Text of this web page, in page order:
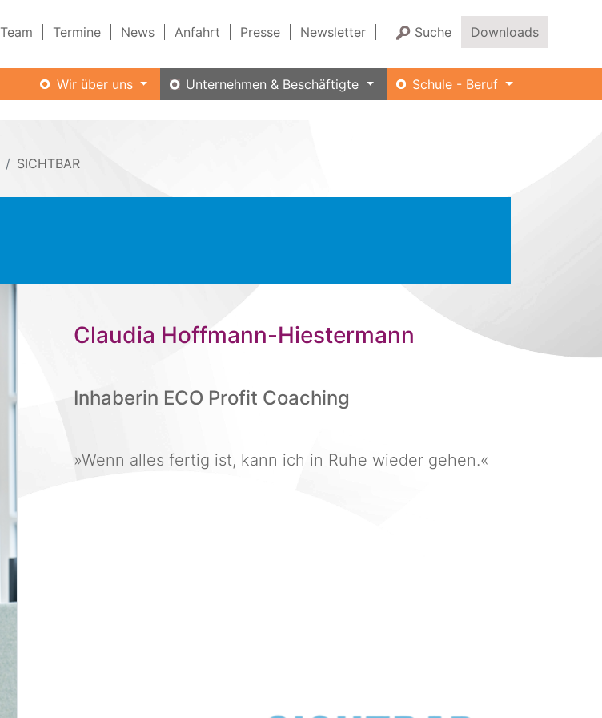
Team Termine News Anfahrt Presse Newsletter Suche Downloads
Wir über uns Unternehmen & Beschäftigte Schule - Beruf
SICHTBAR
Claudia Hoffmann-Hiestermann
Inhaberin ECO Profit Coaching
»Wenn alles fertig ist, kann ich in Ruhe wieder gehen.«